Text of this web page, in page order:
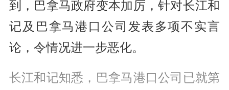
到，巴拿马政府变本加厉，针对长江和
记及巴拿马港口公司发表多项不实言
论，令情况进一步恶化。
长江和记知悉，巴拿马港口公司已就第